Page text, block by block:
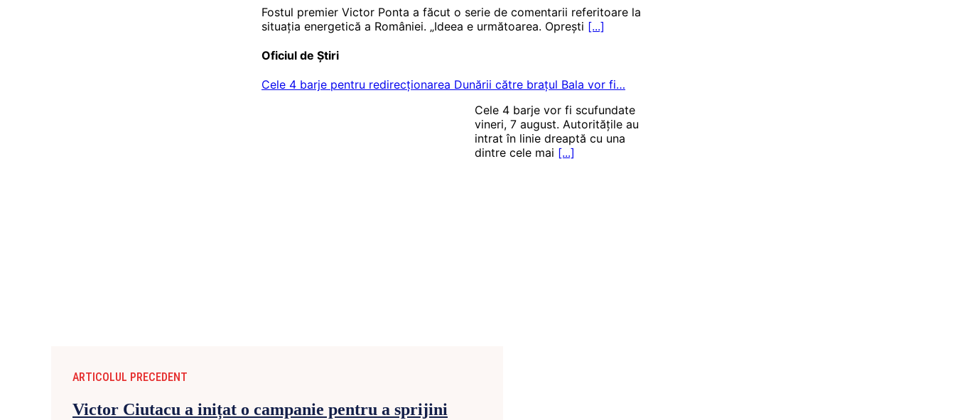
Fostul premier Victor Ponta a făcut o serie de comentarii referitoare la
situația energetică a României. „Ideea e următoarea. Oprești [...]
Oficiul de Știri
Cele 4 barje pentru redirecționarea Dunării către brațul Bala vor fi…
Cele 4 barje vor fi scufundate
vineri, 7 august. Autoritățile au
intrat în linie dreaptă cu una
dintre cele mai [...]
ARTICOLUL PRECEDENT
Victor Ciutacu a inițat o campanie pentru a sprijini